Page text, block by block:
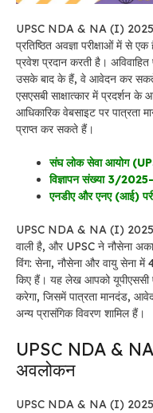
UPSC NDA & NA (I) 2025
प्रतिष्ठित अवज्ञा परीक्षाओं में से
प्रवेश प्रदान करती है। अविवाहित
उसके बाद के हैं, वे आवेदन कर सकते
एसएसबी साक्षात्कार में प्रदर्शन
आधिकारिक वेबसाइट पर पात्रता
प्राप्त कर सकते हैं।
संघ लोक सेवा आयोग
विज्ञापन संख्या 3/
एनडीए और एनए (आई)
UPSC NDA & NA (I) 2025
वाली है, और UPSC ने नौसेना
विंग: सेना, नौसेना और वायु सेना
किए हैं। यह लेख आपको
करेगा, जिसमें पात्रता मानदंड,
अन्य प्रासंगिक विवरण शामिल हैं।
UPSC NDA & NA
अवलोकन
UPSC NDA & NA (I) 2025